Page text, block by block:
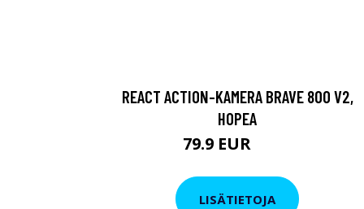
REACT ACTION-KAMERA BRAVE 800 V2,
HOPEA
79.9 EUR
LISÄTIETOJA